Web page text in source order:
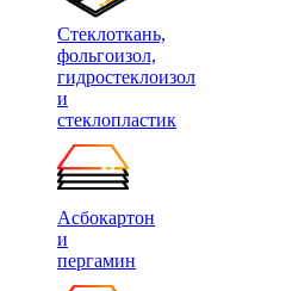
Стеклоткань,
фольгоизол,
гидростеклоизол
и
стеклопластик
Асбокартон
и
пергамин